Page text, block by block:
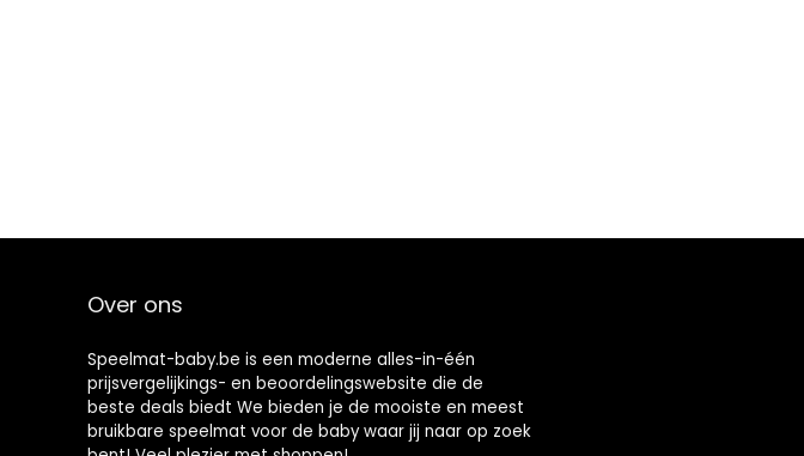
Over ons
Speelmat-baby.be is een moderne alles-in-één
prijsvergelijkings- en beoordelingswebsite die de
beste deals biedt We bieden je de mooiste en meest
bruikbare speelmat voor de baby waar jij naar op zoek